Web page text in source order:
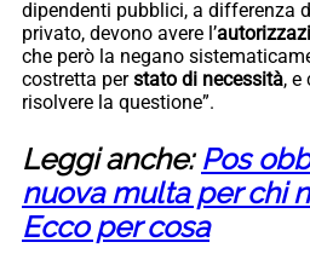
dipendenti pubblici, a differenza
privato, devono avere l’
che però la negano
costretta perstato di necessità, e
risolvere la questione”.
Leggi anche: Pos
nuova multa per chi
Ecco per cosa